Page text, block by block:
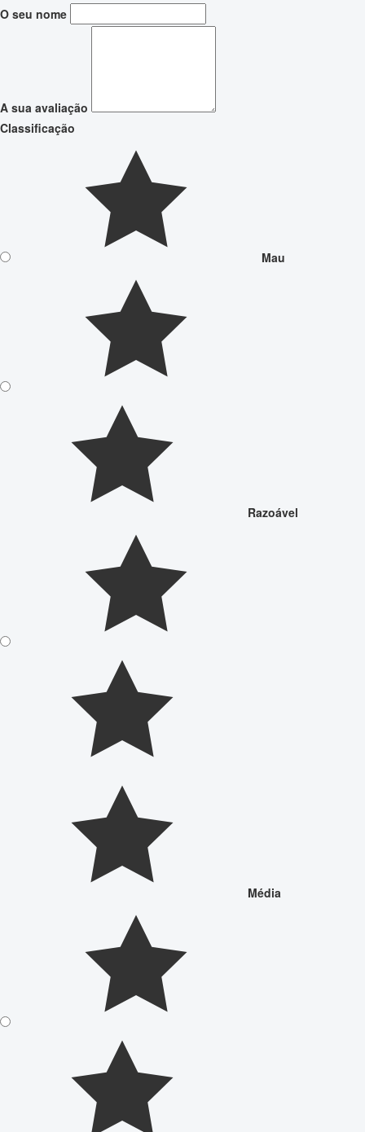
O seu nome
A sua avaliação
Classificação
Mau
Razoável
Média